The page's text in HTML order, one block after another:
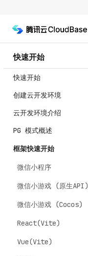
快速开始
快速开始
创建云开发环境
云开发环境介绍
PG 模式概述
框架快速开始
微信小程序
微信小游戏 (原生API)
微信小游戏 (Cocos)
React(Vite)
Vue(Vite)